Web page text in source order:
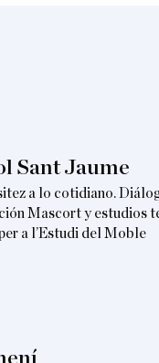
Sant Jaume
a lo cotidiano.
Mascort y estudios
a l’Estudi del Moble